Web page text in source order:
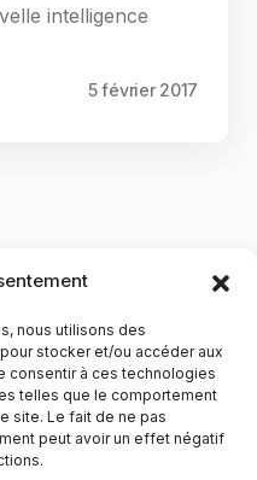
nous utilisons des
stocker et/ou accéder aux
consentir à ces technologies
telles que le comportement
site. Le fait de ne pas
peut avoir un effet négatif
intelligence
5 février 2017
aux nouvelles
au numérique. Fondé par